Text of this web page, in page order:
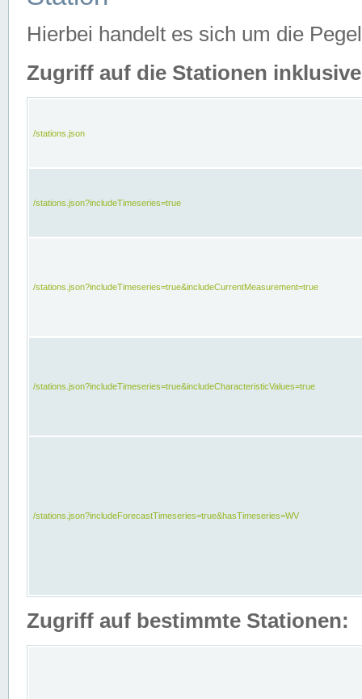
Hierbei handelt es sich um die
Zugriff auf die Stationen
/stations.json
/stations.json?includeTimeseries=true
/stations.json?includeTimeseries=true&includeCurrentMeasurement=true
/stations.json?includeTimeseries=true&includeCharacteristicValues=true
/stations.json?includeForecastTimeseries=true&hasTimeseries=WV
Zugriff auf bestimmte Stationen: